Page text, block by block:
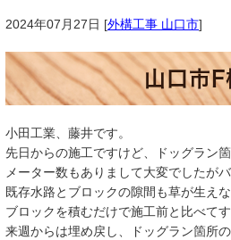
2024年07月27日 [外構工事 山口市]
山口市F
小田工業、藤井です。
先日からの施工ですけど、ドッグラン
メーター数もありまして大変でしたが
既存水路とブロックの隙間も草が生え
ブロックを積むだけで施工前と比べて
来週からは埋め戻し、ドッグラン箇所